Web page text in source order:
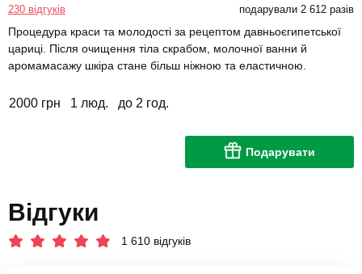
230 відгуків подарували 2 612 разів
Процедура краси та молодості за рецептом давньоєгипетської
цариці. Після очищення тіла скрабом, молочної ванни й
аромамасажу шкіра стане більш ніжною та еластичною.
2000 грн 1 люд. до 2 год.
Подарувати
Відгуки
1 610 відгуків